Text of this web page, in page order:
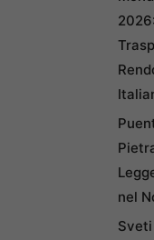
nel
Sveti